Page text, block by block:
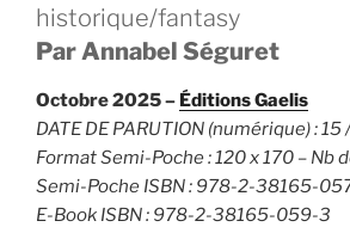
historique/fantasy
Par Annabel Séguret
Octobre 2025 – ÉditionsGaelis
DATE DE PARUTION (numérique) :
Format Semi-Poche : 120 x 170 – Nb
Semi-Poche ISBN : 978-2-38165-
E-Book ISBN : 978-2-38165-059-3